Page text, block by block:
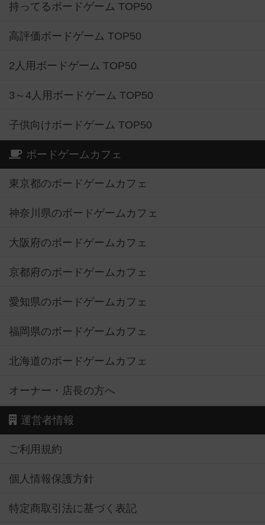
持ってるボードゲーム TOP50
高評価ボードゲーム TOP50
2人用ボードゲーム TOP50
3～4人用ボードゲーム TOP50
子供向けボードゲーム TOP50
ボードゲームカフェ
東京都のボードゲームカフェ
神奈川県のボードゲームカフェ
大阪府のボードゲームカフェ
京都府のボードゲームカフェ
愛知県のボードゲームカフェ
福岡県のボードゲームカフェ
北海道のボードゲームカフェ
オーナー・店長の方へ
運営者情報
ご利用規約
個人情報保護方針
特定商取引法に基づく表記